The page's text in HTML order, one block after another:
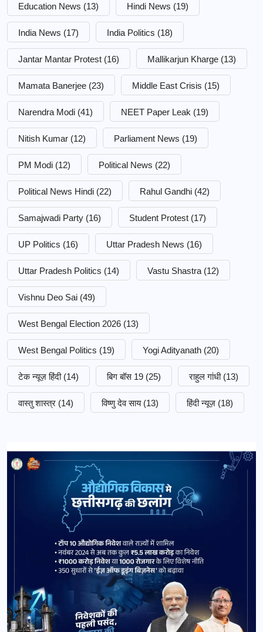
Education News (13) Hindi News (19)
India News (17) India Politics (18)
Jantar Mantar Protest (16) Mallikarjun Kharge (13)
Mamata Banerjee (23) Middle East Crisis (15)
Narendra Modi (41) NEET Paper Leak (19)
Nitish Kumar (12) Parliament News (19)
PM Modi (12) Political News (22)
Political News Hindi (22) Rahul Gandhi (42)
Samajwadi Party (16) Student Protest (17)
UP Politics (16) Uttar Pradesh News (16)
Uttar Pradesh Politics (14) Vastu Shastra (12)
Vishnu Deo Sai (49)
West Bengal Election 2026 (13)
West Bengal Politics (19) Yogi Adityanath (20)
टेक न्यूज़ हिंदी (14) बिग बॉस 19 (25) राहुल गांधी (13)
वास्तु शास्त्र (14) विष्णु देव साय (13) हिंदी न्यूज़ (18)